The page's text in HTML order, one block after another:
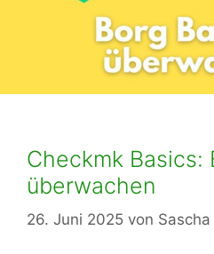
Checkmk Basics:
überwachen
26. Juni 2025 von